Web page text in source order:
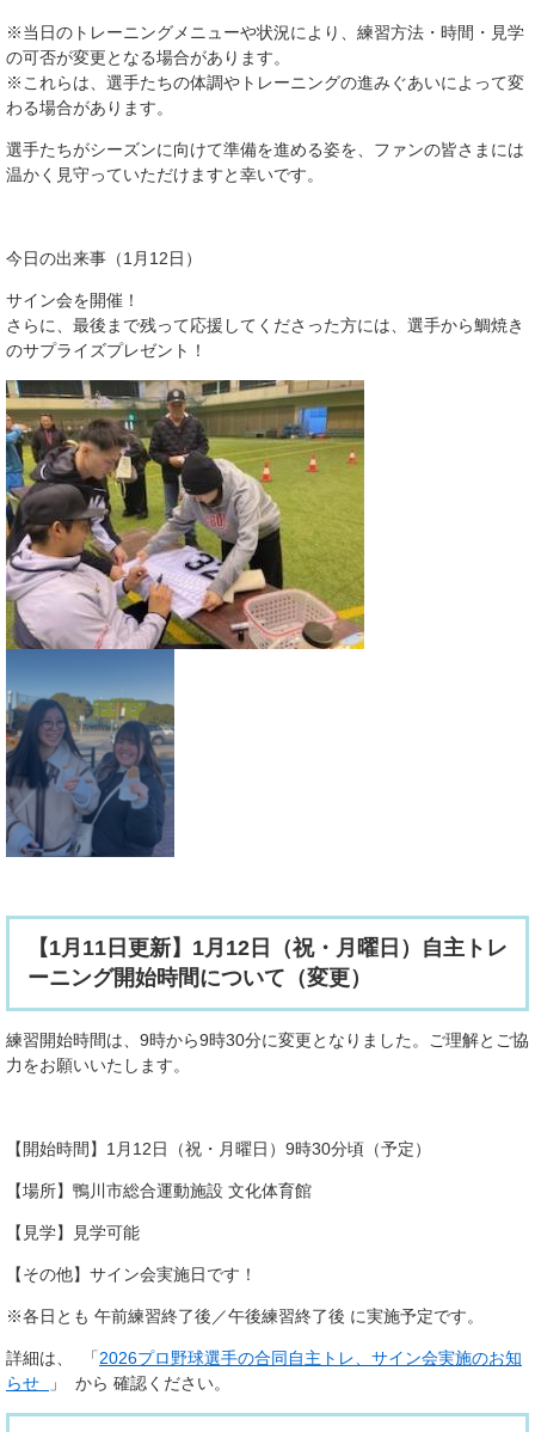
※当日のトレーニングメニューや状況により、練習方法・時間・見学
の可否が変更となる場合があります。
※これらは、選手たちの体調やトレーニングの進みぐあいによって変
わる場合があります。
選手たちがシーズンに向けて準備を進める姿を、ファンの皆さまには
温かく見守っていただけますと幸いです。
今日の出来事（1月12日）
サイン会を開催！
さらに、最後まで残って応援してくださった方には、選手から鯛焼き
のサプライズプレゼント！
【1月11日更新】1月12日（祝・月曜日）自主トレ
ーニング開始時間について（変更）
練習開始時間は、9時から9時30分に変更となりました。ご理解とご協
力をお願いいたします。
【開始時間】1月12日（祝・月曜日）9時30分頃（予定）
【場所】鴨川市総合運動施設 文化体育館
【見学】見学可能
【その他】サイン会実施日です！
※各日とも 午前練習終了後／午後練習終了後 に実施予定です。
詳細は、 「2026プロ野球選手の合同自主トレ、サイン会実施のお知
らせ
」 から 確認ください。